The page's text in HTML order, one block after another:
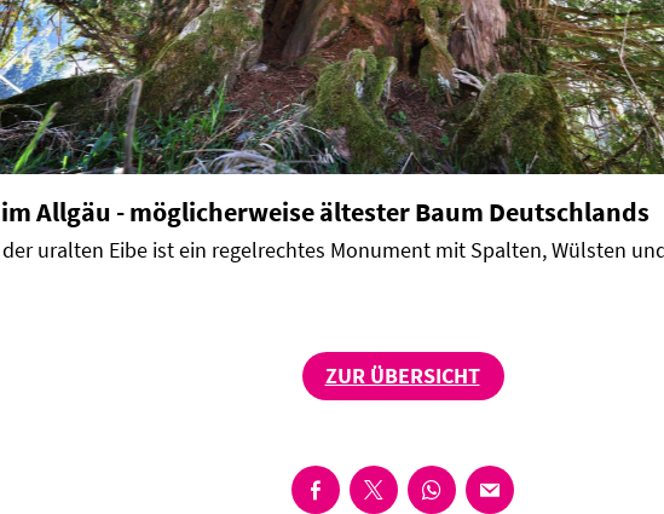
Allgäu - möglicherweise ältester Baum Deutschlands
uralten Eibe ist ein regelrechtes Monument mit Spalten, Wülsten
ZUR ÜBERSICHT